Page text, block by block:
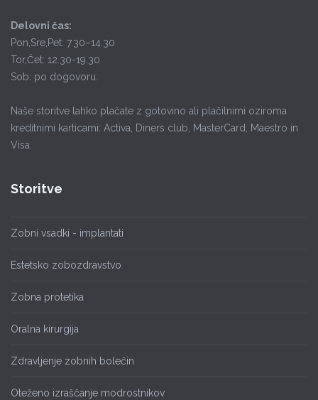
Delovni čas:
Pon,Sre,Pet: 7.30–14.30
Tor,Čet: 12.30-19.30
Sob: po dogovoru.
Naše storitve lahko plačate z gotovino ali plačilnimi oziroma
kreditnimi karticami: Activa, Diners club, MasterCard, Maestro in
Visa.
Storitve
Zobni vsadki - implantati
Estetsko zobozdravstvo
Zobna protetika
Oralna kirurgija
Zdravljenje zobnih bolečin
Oteženo izraščanje modrostnikov